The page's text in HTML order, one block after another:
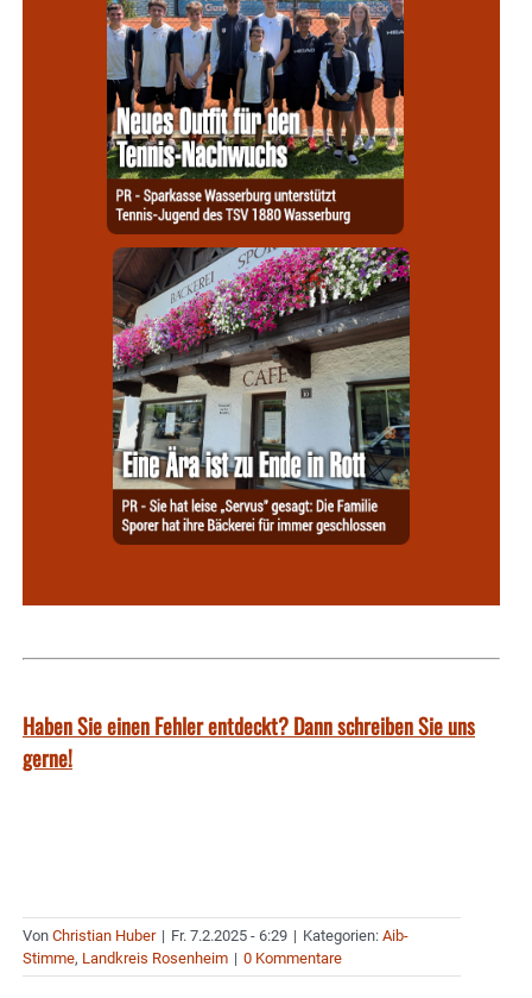
Haben Sie einen Fehler entdeckt? Dann schreiben Sie uns
gerne!
Von Christian Huber | Fr. 7.2.2025 - 6:29 | Kategorien: Aib-
Stimme, Landkreis Rosenheim | 0 Kommentare